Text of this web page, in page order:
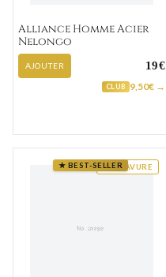
Alliance Homme Acier
Nelongo
AJOUTER 19€
CLUB 9,50€ →
GRAVURE
★ BEST-SELLER